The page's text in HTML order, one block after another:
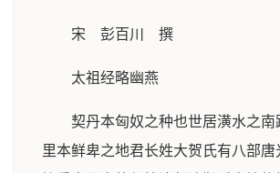
宋 彭百川 撰
太祖经略幽燕
契丹本匈奴之种也世居潢水之南
里本鲜卑之地君长姓大贺氏有八部